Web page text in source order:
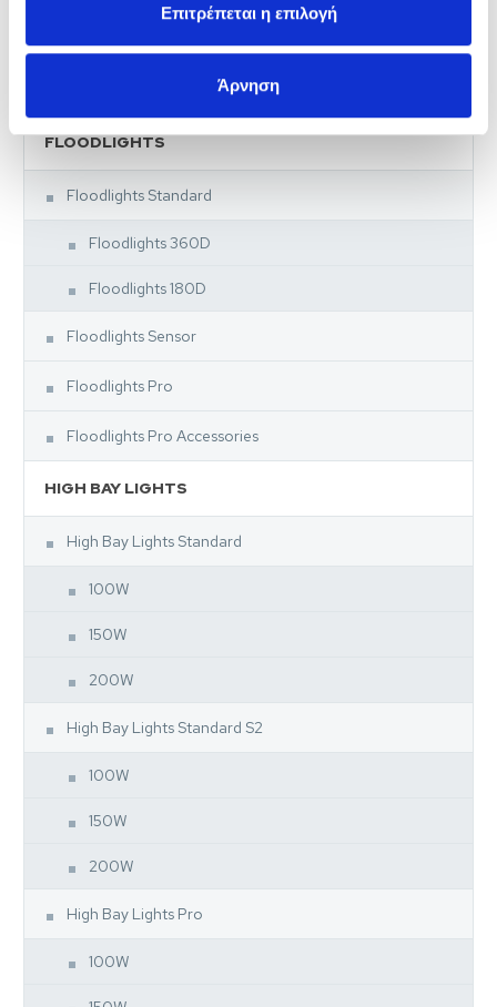
Επιτρέπεται η επιλογή
Άρνηση
FLOODLIGHTS
Floodlights Standard
Floodlights 360D
Floodlights 180D
Floodlights Sensor
Floodlights Pro
Floodlights Pro Accessories
HIGH BAY LIGHTS
High Bay Lights Standard
100W
150W
200W
High Bay Lights Standard S2
100W
150W
200W
High Bay Lights Pro
100W